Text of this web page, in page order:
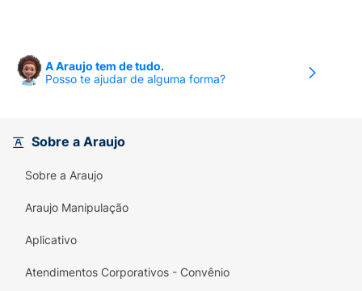
A Araujo tem de tudo.
Posso te ajudar de alguma forma?
Sobre a Araujo
Sobre a Araujo
Araujo Manipulação
Aplicativo
Atendimentos Corporativos - Convênio